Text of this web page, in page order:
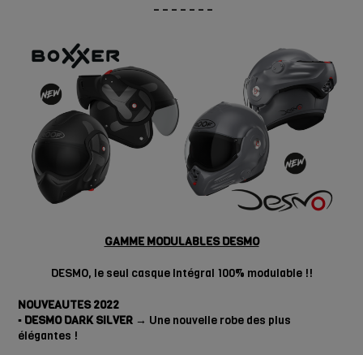
– – – – – – –
GAMME MODULABLES DESMO
DESMO, le seul casque Intégral 100% modulable !!
NOUVEAUTES 2022
▪️ DESMO DARK SILVER → Une nouvelle robe des plus
élégantes !